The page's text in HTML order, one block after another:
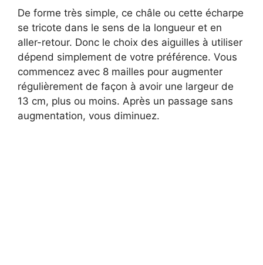
De forme très simple, ce châle ou cette écharpe
se tricote dans le sens de la longueur et en
aller-retour. Donc le choix des aiguilles à utiliser
dépend simplement de votre préférence. Vous
commencez avec 8 mailles pour augmenter
régulièrement de façon à avoir une largeur de
13 cm, plus ou moins. Après un passage sans
augmentation, vous diminuez.